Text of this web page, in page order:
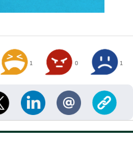
1 0 1